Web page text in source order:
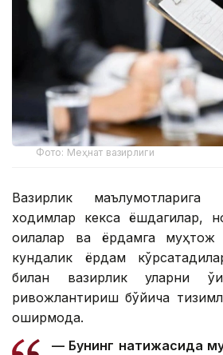
Фото: Меҳнат вазирлиги
Вазирлик
ходимлар кекса ёшдагилар,
оилалар ва ёрдамга муҳтож
кундалик ёрдам
билан вазирлик уларни
ривожлантириш бўйича
оширмоқда.
— Бунинг натижасида